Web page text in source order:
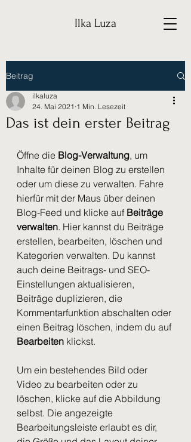
Ilka Luza
Beitrag
Das ist dein erster Beitrag
ilkaluza
24. Mai 2021 1 Min. Lesezeit
Öffne die Blog-Verwaltung, um
Inhalte für deinen Blog zu erstellen
oder um diese zu verwalten. Fahre
hierfür mit der Maus über deinen
Blog-Feed und klicke auf Beiträge
verwalten. Hier kannst du Beiträge
erstellen, bearbeiten, löschen und
Kategorien verwalten. Du kannst
auch deine Beitrags- und SEO-
Einstellungen aktualisieren,
Beiträge duplizieren, die
Kommentarfunktion abschalten oder
einen Beitrag löschen, indem du auf
Bearbeiten klickst.
Um ein bestehendes Bild oder
Video zu bearbeiten oder zu
löschen, klicke auf die Abbildung
selbst. Die angezeigte
Bearbeitungsleiste erlaubt es dir,